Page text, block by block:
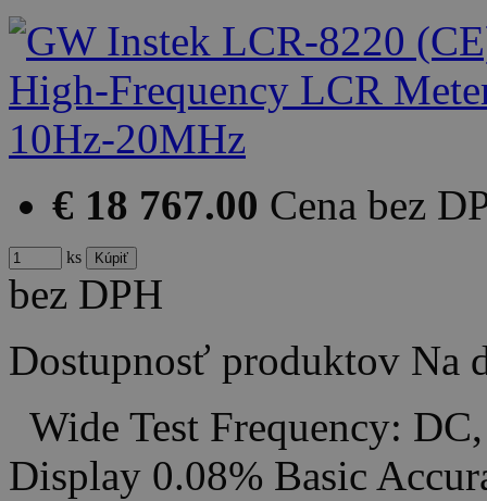
€ 18 767.00 Cena bez
ks
bez DPH
Dostupnosť produktov Na
Wide Test Frequency:
Display 0.08% Basic